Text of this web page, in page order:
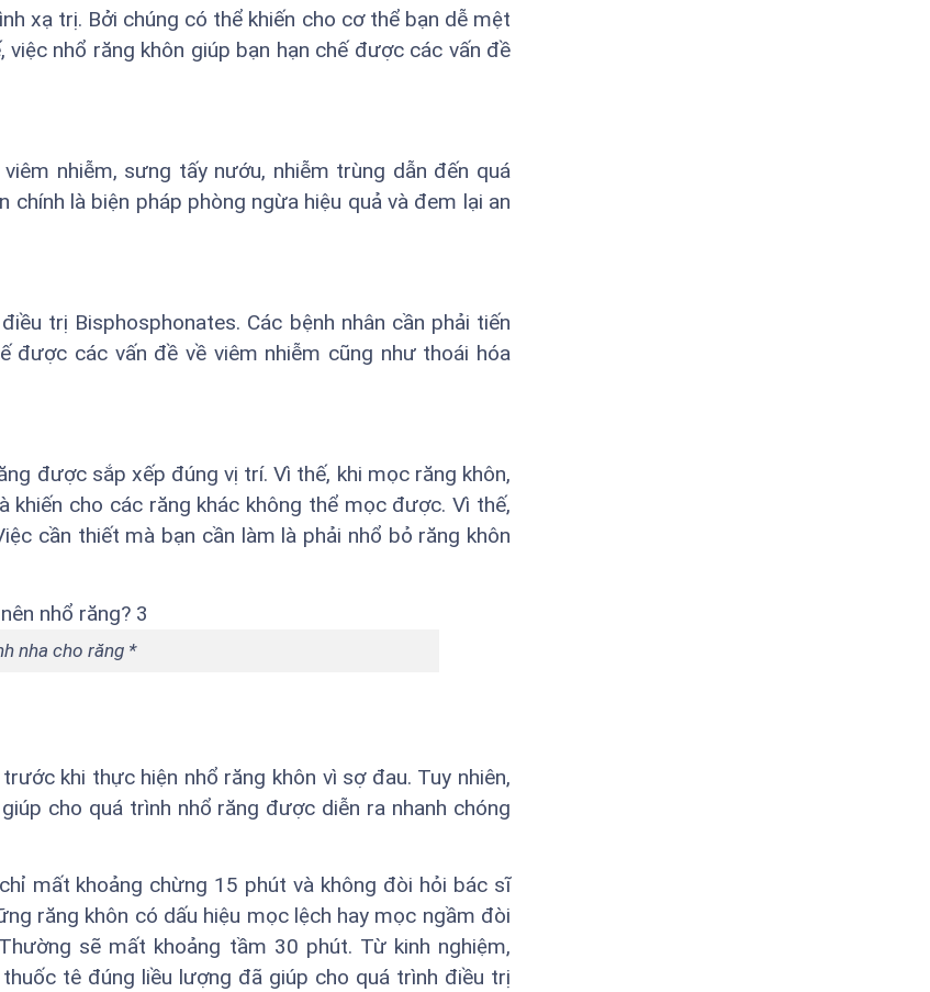
xạ trị. Bởi chúng có thể khiến cho cơ thể bạn dễ mệt
nhổ răng khôn giúp bạn hạn chế được các vấn đề
nhiễm, sưng tấy nướu, nhiễm trùng dẫn đến quá
chính là biện pháp phòng ngừa hiệu quả và đem lại an
trị Bisphosphonates. Các bệnh nhân cần phải tiến
được các vấn đề về viêm nhiễm cũng như thoái hóa
được sắp xếp đúng vị trí. Vì thế, khi mọc răng khôn,
khiến cho các răng khác không thể mọc được. Vì thế,
cần thiết mà bạn cần làm là phải nhổ bỏ răng khôn
nha cho răng *
khi thực hiện nhổ răng khôn vì sợ đau. Tuy nhiên,
cho quá trình nhổ răng được diễn ra nhanh chóng
mất khoảng chừng 15 phút và không đòi hỏi bác sĩ
răng khôn có dấu hiệu mọc lệch hay mọc ngầm đòi
sẽ mất khoảng tầm 30 phút. Từ kinh nghiệm,
tê đúng liều lượng đã giúp cho quá trình điều trị